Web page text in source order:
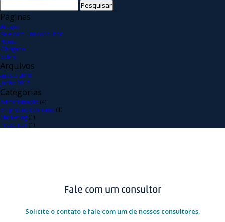
por:
Páginas
Artigos
Fale com um consultor
Home
Obrigado
Sobre
Arquivos
agosto 2018
junho 2017
Categorias
Administração (4)
Empreendedorismo (1)
Marketing (1)
Prescritor (1)
Fale com um consultor
Solicite o contato e fale com um de nossos consultores.